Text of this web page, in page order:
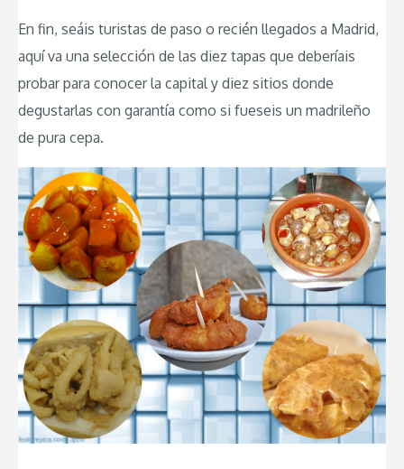
En fin, seáis turistas de paso o recién llegados a Madrid,
aquí va una selección de las diez tapas que deberíais
probar para conocer la capital y diez sitios donde
degustarlas con garantía como si fueseis un madrileño
de pura cepa.